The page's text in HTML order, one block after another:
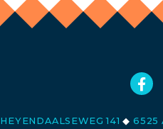
HEYENDAALSEWEG 141◆ 6525